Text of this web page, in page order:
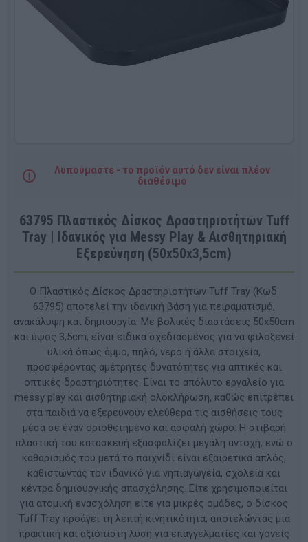
Λυπούμαστε - το προϊόν αυτό δεν είναι πλέον
διαθέσιμο
63795 Πλαστικός Δίσκος Δραστηριοτήτων Tuff
Tray | Ιδανικός για Messy Play & Αισθητηριακή
Εξερεύνηση (50x50x3,5cm)
Ο Πλαστικός Δίσκος Δραστηριοτήτων Tuff Tray (Κωδ.
63795) αποτελεί την ιδανική βάση για πειραματισμό,
ανακάλυψη και δημιουργία. Με βολικές διαστάσεις 50x50cm
και ύψος 3,5cm, είναι ειδικά σχεδιασμένος για να φιλοξενεί
υλικά όπως άμμο, πηλό, νερό ή άλλα στοιχεία,
προσφέροντας αμέτρητες δυνατότητες για απτικές και
οπτικές δραστηριότητες. Είναι το απόλυτο εργαλείο για
messy play και αισθητηριακή ολοκλήρωση, καθώς επιτρέπει
στα παιδιά να εξερευνούν ελεύθερα τις αισθήσεις τους
μέσα σε έναν οριοθετημένο και ασφαλή χώρο. Η στιβαρή
πλαστική του κατασκευή εξασφαλίζει μεγάλη αντοχή, ενώ ο
καθαρισμός του μετά το παιχνίδι είναι εξαιρετικά απλός,
καθιστώντας τον ιδανικό για νηπιαγωγεία, σχολεία και
κέντρα δημιουργικής απασχόλησης. Είτε χρησιμοποιείται
για ατομική ενασχόληση είτε για μικρές ομάδες, ο δίσκος
Tuff Tray προάγει τη λεπτή κινητικότητα, αποτελώντας μια
πρακτική και αξιόπιστη λύση για επαγγελματίες και γονείς